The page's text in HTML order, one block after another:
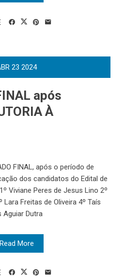
23 2024
após
À
FINAL, após o período de
dos candidatos do Edital de
Viviane Peres de Jesus Lino 2º
Freitas de Oliveira 4º Taís
Aguiar Dutra
Read More